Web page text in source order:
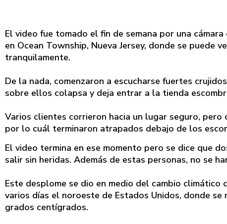
El video fue tomado el fin de semana por una
en Ocean Township, Nueva Jersey, donde se puede
tranquilamente.
De la nada, comenzaron a escucharse fuertes
sobre ellos colapsa y deja entrar a la tienda
Varios clientes corrieron hacia un lugar seguro,
por lo cuál terminaron atrapados debajo de los
El video termina en ese momento pero se dice que
salir sin heridas. Además de estas personas, no se
Este desplome se dio en medio del cambio
varios días el noroeste de Estados Unidos, donde
grados centígrados.